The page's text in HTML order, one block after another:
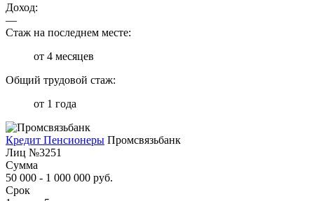
Доход:
—
Стаж на последнем месте:
от 4 месяцев
Общий трудовой стаж:
от 1 года
Кредит Пенсионеры Промсвязьбанк
Лиц №3251
Сумма
50 000 - 1 000 000 руб.
Срок